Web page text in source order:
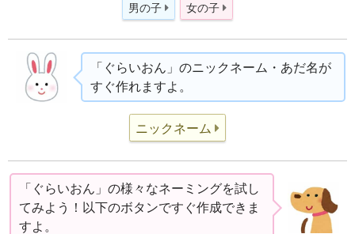
男の子 女の子
「ぐらいおん」のニックネーム・あだ名が
すぐ作れますよ。
ニックネーム
「ぐらいおん」の様々なネーミングを試し
てみよう！以下のボタンですぐ作成できま
すよ。